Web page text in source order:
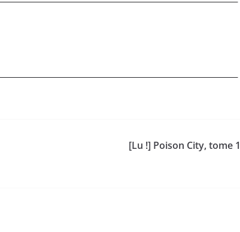
[Lu !] Poison City, tome 1